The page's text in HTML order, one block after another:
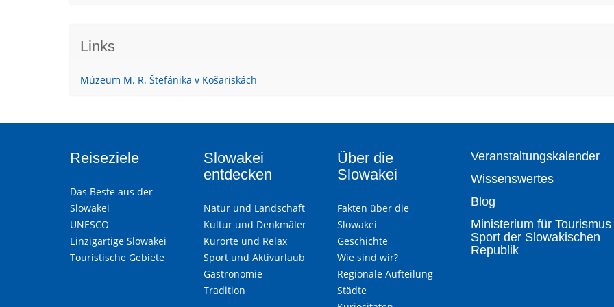
Links
Múzeum M. R. Štefánika v Košariskách
Reiseziele
Das Beste aus der
Slowakei
UNESCO
Einzigartige Slowakei
Touristische Gebiete
Slowakei
entdecken
Natur und Landschaft
Kultur und Denkmäler
Kurorte und Relax
Sport und Aktivurlaub
Gastronomie
Tradition
Über die
Slowakei
Fakten über die
Slowakei
Geschichte
Wie sind wir?
Regionale Aufteilung
Städte
Veranstaltungskalender
Wissenswertes
Blog
Ministerium für
Sport der Slowakischen
Republik